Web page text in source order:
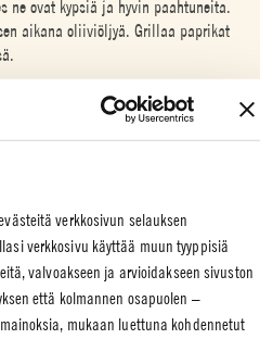
verkkosivun selauksen
verkkosivu käyttää muun tyyppisiä
valvoakseen ja arvioidakseen sivuston
että kolmannen osapuolen –
mukaan luettuna kohdennetut
ne ovat kypsiä ja hyvin paahtuneita.
aikana oliiviöljyä. Grillaa paprikat
lehtipersilja. Sekoita joukkoon
Halutessasi pilko joukkoon myös
, FOOD WASTE